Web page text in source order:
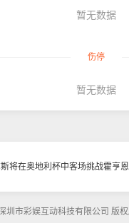
暂无数据
伤停
暂无数据
将在奥地利杯中客场挑战霍亨
圳市彩娱互动科技有限公司 版